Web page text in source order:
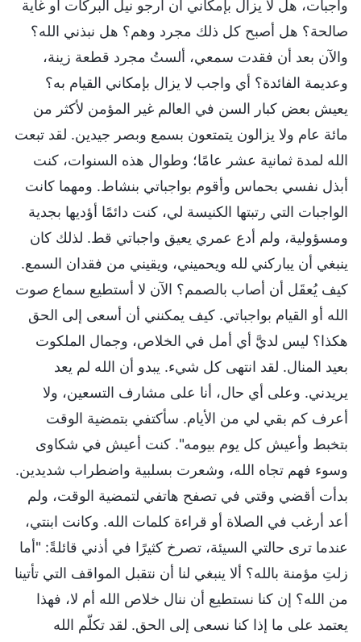
واجبات، هل لا يزال بإمكاني أن أرجو نيل البركات أو غاية
صالحة؟ هل أصبح كل ذلك مجرد وهم؟ هل نبذني الله؟
والآن بعد أن فقدت سمعي، ألستُ مجرد قطعة زينة،
وعديمة الفائدة؟ أي واجب لا يزال بإمكاني القيام به؟
يعيش بعض كبار السن في العالم غير المؤمن لأكثر من
مائة عام ولا يزالون يتمتعون بسمع وبصر جيدين. لقد تبعت
الله لمدة ثمانية عشر عامًا؛ وطوال هذه السنوات، كنت
أبذل نفسي بحماس وأقوم بواجباتي بنشاط. ومهما كانت
الواجبات التي رتبتها الكنيسة لي، كنت دائمًا أؤديها بجدية
ومسؤولية، ولم أدع عمري يعيق واجباتي قط. لذلك كان
ينبغي أن يباركني لله ويحميني، ويقيني من فقدان السمع.
كيف يُعقَل أن أصاب بالصمم؟ الآن لا أستطيع سماع صوت
الله أو القيام بواجباتي. كيف يمكنني أن أسعى إلى الحق
هكذا؟ ليس لديَّ أي أمل في الخلاص، وجمال الملكوت
بعيد المنال. لقد انتهى كل شيء. يبدو أن الله لم يعد
يريدني. وعلى أي حال، أنا على مشارف التسعين، ولا
أعرف كم بقي لي من الأيام. سأكتفي بتمضية الوقت
بتخبط وأعيش كل يوم بيومه". كنت أعيش في شكاوى
وسوء فهم تجاه الله، وشعرت بسلبية واضطراب شديدين.
بدأت أقضي وقتي في تصفح هاتفي لتمضية الوقت، ولم
أعد أرغب في الصلاة أو قراءة كلمات الله. وكانت ابنتي،
عندما ترى حالتي السيئة، تصرخ كثيرًا في أذني قائلةً: "أما
زلتِ مؤمنة بالله؟ ألا ينبغي لنا أن نتقبل المواقف التي تأتينا
من الله؟ إن كنا نستطيع أن ننال خلاص الله أم لا، فهذا
يعتمد على ما إذا كنا نسعى إلى الحق. لقد تكلّم الله